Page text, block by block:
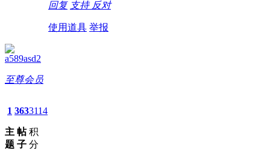
回复 支持 反对
使用道具 举报
a589asd2
至尊会员
1
主
题
363
帖
子
3114
积
分